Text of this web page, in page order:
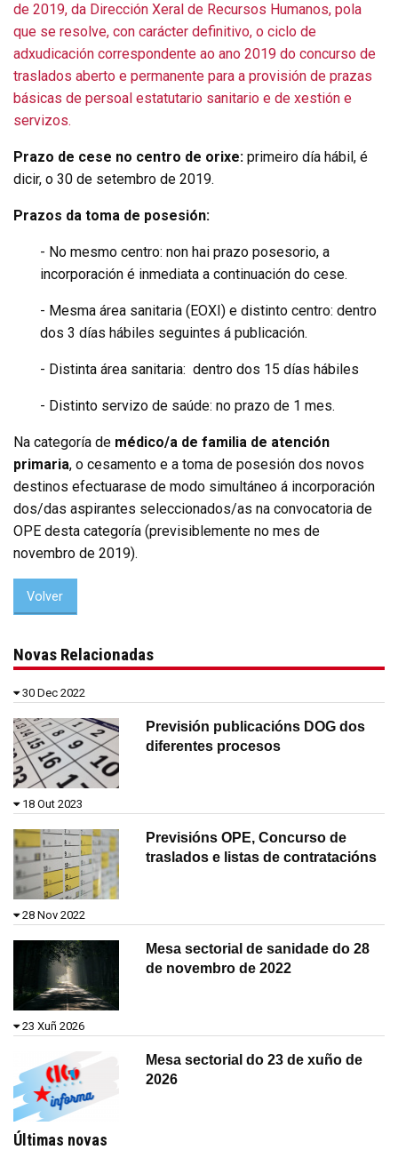
de 2019, da Dirección Xeral de Recursos Humanos, pola
que se resolve, con carácter definitivo, o ciclo de
adxudicación correspondente ao ano 2019 do concurso de
traslados aberto e permanente para a provisión de prazas
básicas de persoal estatutario sanitario e de xestión e
servizos.
Prazo de cese no centro de orixe: primeiro día hábil, é
dicir, o 30 de setembro de 2019.
Prazos da toma de posesión:
- No mesmo centro: non hai prazo posesorio, a
incorporación é inmediata a continuación do cese.
- Mesma área sanitaria (EOXI) e distinto centro: dentro
dos 3 días hábiles seguintes á publicación.
- Distinta área sanitaria: dentro dos 15 días hábiles
- Distinto servizo de saúde: no prazo de 1 mes.
Na categoría de médico/a de familia de atención
primaria, o cesamento e a toma de posesión dos novos
destinos efectuarase de modo simultáneo á incorporación
dos/das aspirantes seleccionados/as na convocatoria de
OPE desta categoría (previsiblemente no mes de
novembro de 2019).
Volver
Novas Relacionadas
30 Dec 2022
Previsión publicacións DOG dos
diferentes procesos
18 Out 2023
Previsións OPE, Concurso de
traslados e listas de contratacións
28 Nov 2022
Mesa sectorial de sanidade do 28
de novembro de 2022
23 Xuñ 2026
Mesa sectorial do 23 de xuño de
2026
Últimas novas